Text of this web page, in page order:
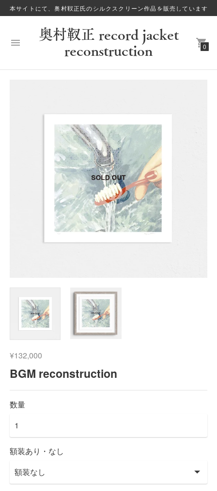
本サイトにて、奥村靫正氏のシルクスクリーン作品を販売しています
奥村靫正 record jacket
reconstruction 0
¥132,000
BGM reconstruction
数量
額装あり・なし